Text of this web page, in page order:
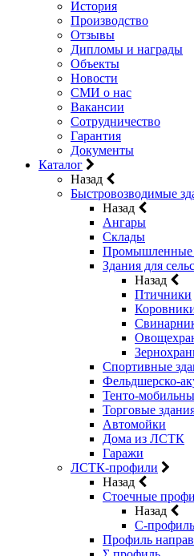
История
Производство
Отзывы
Дипломы и награды
Объекты
Новости
СМИ о нас
Вакансии
Сотрудничество
Гарантия
Документы
Каталог
Назад
Быстровозводимые
Назад
Ангары
Склады
Промышленные
Здания для
Назад
Птичники
Спортивные
Фельдшерско-
Тенто-
Торговые
Автомойки
Дома из ЛСТК
Гаражи
ЛСТК-профили
Назад
Стоечные
Назад
C-профиль
Профиль